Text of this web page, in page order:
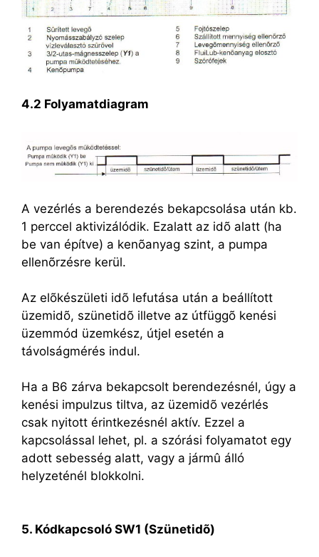
4.2 Folyamatdiagram
A vezérlés a berendezés bekapcsolása után kb.
1 perccel aktivizálódik. Ezalatt az idõ alatt (ha
be van építve) a kenõanyag szint, a pumpa
ellenõrzésre kerül.
Az elõkészületi idõ lefutása után a beállított
üzemidõ, szünetidõ illetve az útfüggõ kenési
üzemmód üzemkész, útjel esetén a
távolságmérés indul.
Ha a B6 zárva bekapcsolt berendezésnél, úgy a
kenési impulzus tiltva, az üzemidõ vezérlés
csak nyitott érintkezésnél aktív. Ezzel a
kapcsolással lehet, pl. a szórási folyamatot egy
adott sebesség alatt, vagy a jármû álló
helyzeténél blokkolni.
5. Kódkapcsoló SW1 (Szünetidõ)